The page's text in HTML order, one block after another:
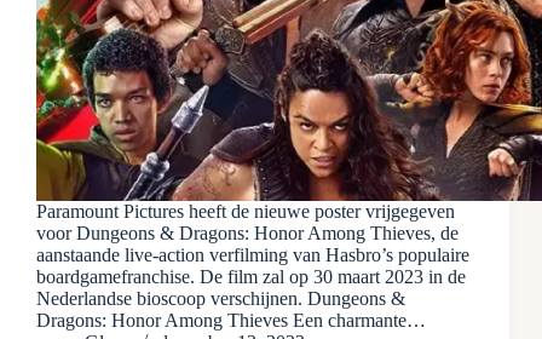
Paramount Pictures heeft de nieuwe poster vrijgegeven
voor Dungeons & Dragons: Honor Among Thieves, de
aanstaande live-action verfilming van Hasbro’s populaire
boardgamefranchise. De film zal op 30 maart 2023 in de
Nederlandse bioscoop verschijnen. Dungeons &
Dragons: Honor Among Thieves Een charmante…